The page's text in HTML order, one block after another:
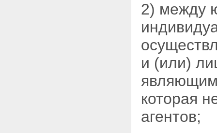
2) между
и (или)
которая
агентов;